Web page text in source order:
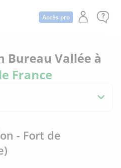
Accès pro
Bureau Vallée à
France
- Fort de